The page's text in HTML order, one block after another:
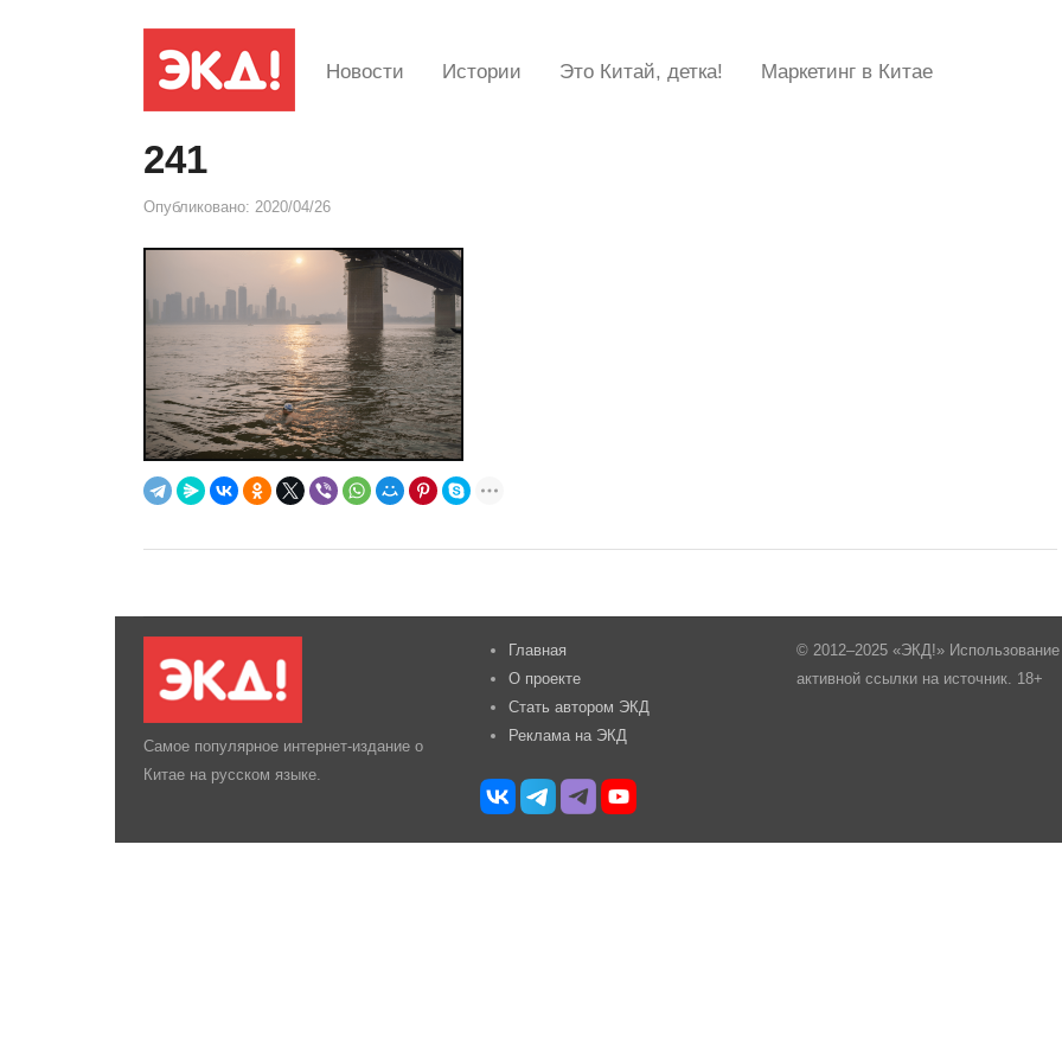
Новости Истории Это Китай, детка! Маркетинг в Китае
241
Опубликовано: 2020/04/26
Самое популярное интернет-издание о
Китае на русском языке.
Главная
О проекте
Стать автором ЭКД
Реклама на ЭКД
© 2012–2025 «ЭКД!»
активной ссылки на источник. 18+